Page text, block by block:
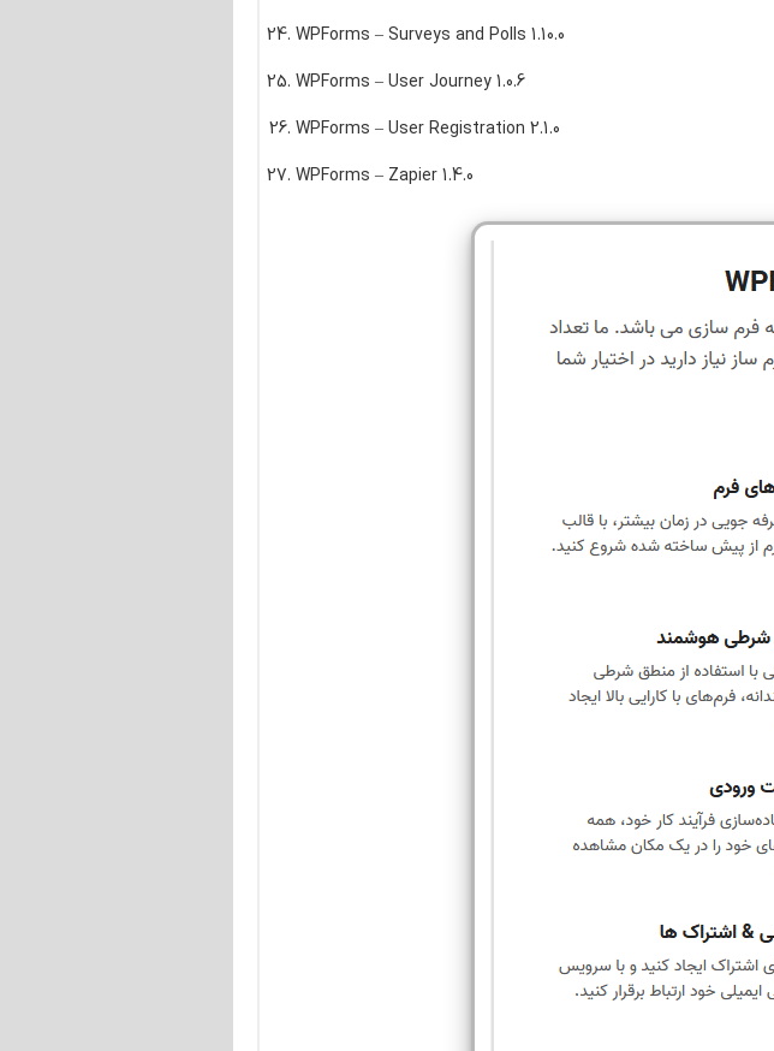
WPForms – Surveys and Polls 1.10.0
WPForms – User Journey 1.0.6
WPForms – User Registration 2.1.0
WPForms – Zapier 1.4.0